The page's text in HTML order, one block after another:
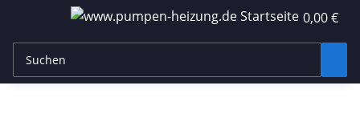
0,00 €